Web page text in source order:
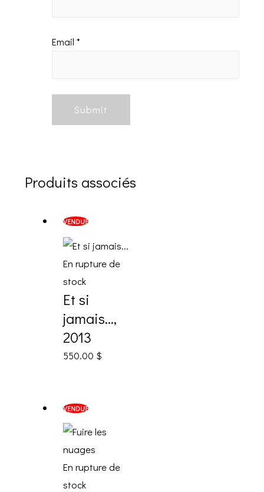
Email*
Produits associés
VENDUE
En rupture de
stock
Et si
jamais…,
2013
550.00 $
VENDUE
En rupture de
stock